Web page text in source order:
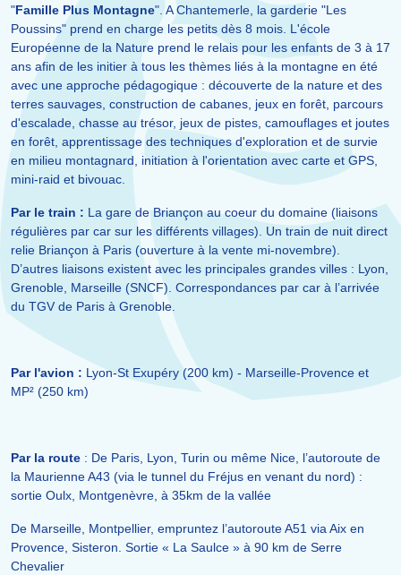
"Famille Plus Montagne". A Chantemerle, la garderie "Les
Poussins" prend en charge les petits dès 8 mois. L'école
Européenne de la Nature prend le relais pour les enfants de 3 à 17
ans afin de les initier à tous les thèmes liés à la montagne en été
avec une approche pédagogique : découverte de la nature et des
terres sauvages, construction de cabanes, jeux en forêt, parcours
d'escalade, chasse au trésor, jeux de pistes, camouflages et joutes
en forêt, apprentissage des techniques d'exploration et de survie
en milieu montagnard, initiation à l'orientation avec carte et GPS,
mini-raid et bivouac.
Par le train : La gare de Briançon au coeur du domaine (liaisons
régulières par car sur les différents villages). Un train de nuit direct
relie Briançon à Paris (ouverture à la vente mi-novembre).
D’autres liaisons existent avec les principales grandes villes : Lyon,
Grenoble, Marseille (SNCF). Correspondances par car à l’arrivée
du TGV de Paris à Grenoble.
Par l'avion : Lyon-St Exupéry (200 km) - Marseille-Provence et
MP² (250 km)
Par la route : De Paris, Lyon, Turin ou même Nice, l’autoroute de
la Maurienne A43 (via le tunnel du Fréjus en venant du nord) :
sortie Oulx, Montgenèvre, à 35km de la vallée
De Marseille, Montpellier, empruntez l’autoroute A51 via Aix en
Provence, Sisteron. Sortie « La Saulce » à 90 km de Serre
Chevalier